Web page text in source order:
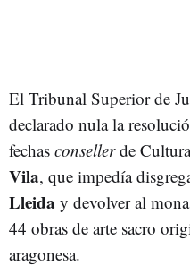
El Tribunal Superior de
declarado nula la
fechas consellerde
Vila, que impedía
Lleida y devolver al
44 obras de arte sacro
aragonesa.